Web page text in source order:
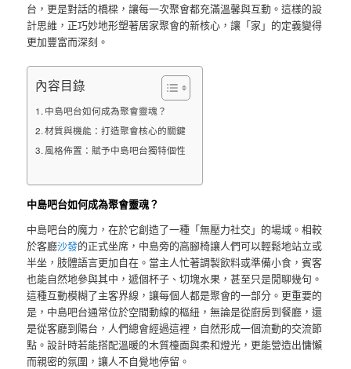
台，更是對話的橋樑，讓每一次聚會都充滿溫馨與互動。這樣的設
計思維，正巧妙地形塑著居家聚會的新核心，讓「家」的定義變得
更加豐富而深刻。
內容目錄
中島吧台如何成為聚會靈魂？
材質與機能：打造聚會核心的關鍵
風格佈置：賦予中島吧台獨特個性
中島吧台如何成為聚會靈魂？
中島吧台的魔力，在於它創造了一種「無壓力社交」的場域。相較
於客廳沙發的正式坐席，中島旁的高腳椅讓人們可以輕鬆地站立或
半坐，肢體語言更加自在。當主人忙著調製飲料或準備小食，賓客
也能自然地參與其中，遞個杯子、切塊水果，甚至只是閒聊幾句。
這種互動模糊了主客界線，讓每個人都是聚會的一部分。更重要的
是，中島吧台通常位於空間動線的樞紐，無論是從廚房到餐廳，還
是從客廳到陽台，人們總會經過這裡，自然形成一個流動的交流節
點。設計時若能搭配溫暖的木質檯面與柔和燈光，更能營造出慵懶
而親密的氛圍，讓人不自覺地停留。